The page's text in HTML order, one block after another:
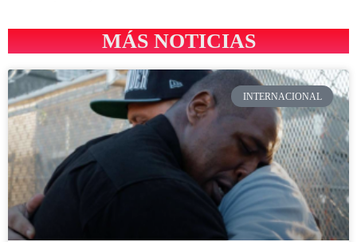
MÁS NOTICIAS
INTERNACIONAL